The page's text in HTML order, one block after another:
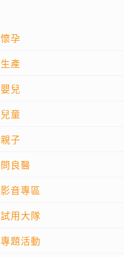
懷孕
生產
嬰兒
兒童
親子
問良醫
影音專區
試用大隊
專題活動